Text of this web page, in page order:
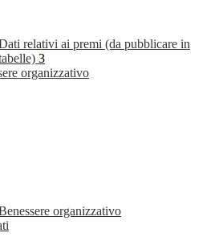
relativi ai premi (da pubblicare in
3
organizzativo
organizzativo